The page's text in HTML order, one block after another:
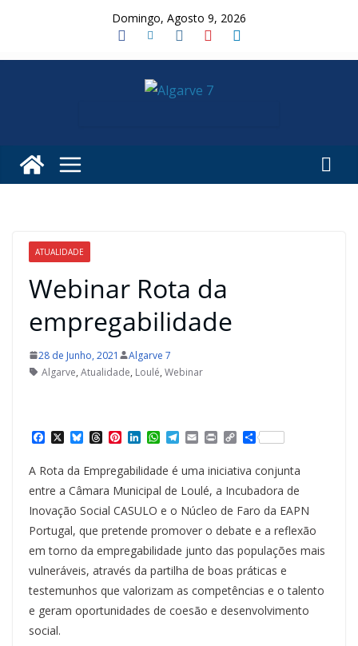
Domingo, Agosto 9, 2026
ATUALIDADE
Webinar Rota da
empregabilidade
28 de Junho, 2021
Algarve 7
Algarve, Atualidade, Loulé, Webinar
a
e
b
o
o
k
X B
u
e
s
k
y
T
h
e
a
d
s
P
t
e
r
e
s
t
L
n
k
e
d
I
n
W
h
a
t
s
A
p
p
T
e
e
g
r
a
m
E
m
i
l
P
i
n
t
C
o
p
y
L
i
n
k
S
h
r
e
A Rota da Empregabilidade é uma iniciativa conjunta
entre a Câmara Municipal de Loulé, a Incubadora de
Inovação Social CASULO e o Núcleo de Faro da EAPN
Portugal, que pretende promover o debate e a reflexão
em torno da empregabilidade junto das populações mais
vulneráveis, através da partilha de boas práticas e
testemunhos que valorizam as competências e o talento
e geram oportunidades de coesão e desenvolvimento
social.